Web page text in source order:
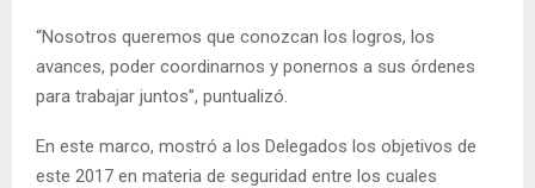
“Nosotros queremos que conozcan los logros, los
avances, poder coordinarnos y ponernos a sus órdenes
para trabajar juntos”, puntualizó.
En este marco, mostró a los Delegados los objetivos de
este 2017 en materia de seguridad entre los cuales